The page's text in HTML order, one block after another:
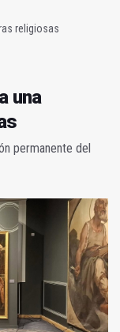
religiosas
una
permanente del